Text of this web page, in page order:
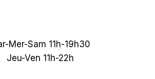
Mer-Sam 11h-19h30
Jeu-Ven 11h-22h